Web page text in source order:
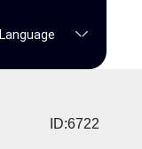
Language
ID:6722